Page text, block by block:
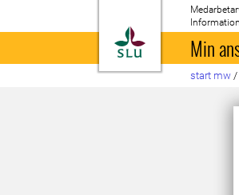
Till startsida
Min
start mw /